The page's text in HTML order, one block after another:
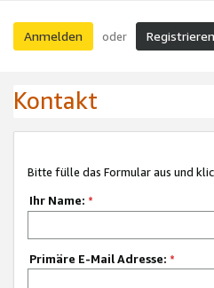
Anmelden oder Registrieren
Kontakt
Bitte fülle das Formular aus und
Ihr Name: *
Primäre E-Mail Adresse: *